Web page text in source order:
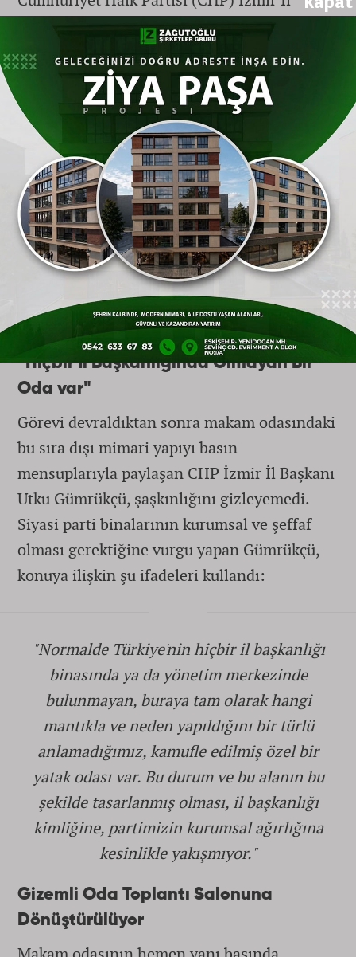
Başkanlığında devir teslim işlemlerinin
ardından göreve başlayan yeni İl Başkanı
Utku Gümrükçü, parti binasında şaşkınlık
yaratan bir durumla karşılaştı. Makam
odasını incelerken hemen bitişiğinde özel bir
bölmeyle ayrılmış, tam teşekküllü gizli bir
yatak odası olduğunu fark eden Gümrükçü,
kapıları kamuoyuna ve gazetecilere açarak
tepkisini dile getirdi.
"Neden Yapıldığını Anlamadık": Yeni İl
Başkanından Kamufle Edilmiş Yatak Odasına
Tepki
"Hiçbir İl Başkanlığında Olmayan Bir
Oda var"
Görevi devraldıktan sonra makam odasındaki
bu sıra dışı mimari yapıyı basın
mensuplarıyla paylaşan CHP İzmir İl Başkanı
Utku Gümrükçü, şaşkınlığını gizleyemedi.
Siyasi parti binalarının kurumsal ve şeffaf
olması gerektiğine vurgu yapan Gümrükçü,
konuya ilişkin şu ifadeleri kullandı:
"Normalde Türkiye'nin hiçbir il başkanlığı
binasında ya da yönetim merkezinde
bulunmayan, buraya tam olarak hangi
mantıkla ve neden yapıldığını bir türlü
anlamadığımız, kamufle edilmiş özel bir
yatak odası var. Bu durum ve bu alanın bu
şekilde tasarlanmış olması, il başkanlığı
kimliğine, partimizin kurumsal ağırlığına
kesinlikle yakışmıyor."
Gizemli Oda Toplantı Salonuna
Dönüştürülüyor